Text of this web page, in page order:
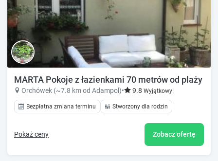
MARTA Pokoje z łazienkami 70 metrów od plaży
Orchówek (~7.8 km od Adampol)• 9.8 Wyjątkowy!
Bezpłatna zmiana terminu Stworzony dla rodzin
Pokaż ceny Zobacz ofertę